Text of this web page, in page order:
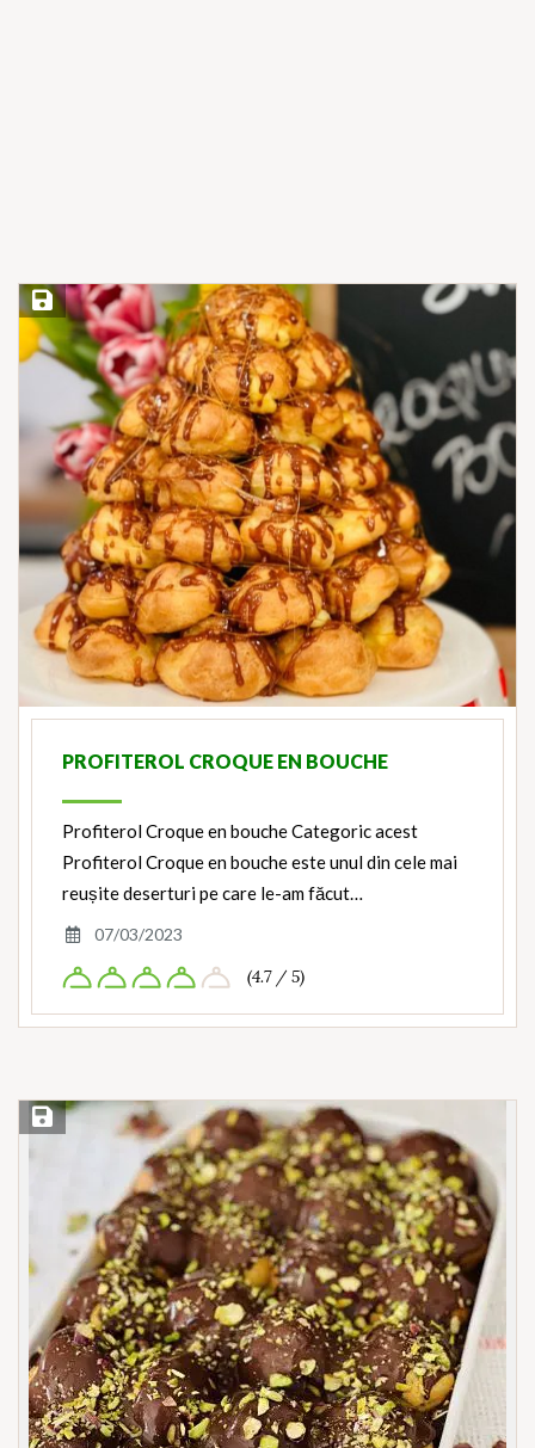
Save Recipe
PROFITEROL CROQUE EN BOUCHE
Profiterol Croque en bouche Categoric acest
Profiterol Croque en bouche este unul din cele mai
reușite deserturi pe care le-am făcut…
07/03/2023
(4.7 / 5)
Save Recipe